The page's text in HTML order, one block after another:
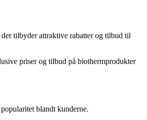
tilbyder attraktive rabatter og tilbud til
priser og tilbud på biothermprodukter
blandt kunderne.